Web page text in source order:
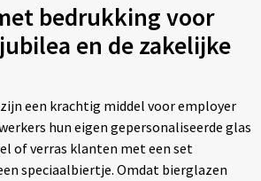
bedrukking voor
en de zakelijke
een krachtig middel voor employer
hun eigen gepersonaliseerde glas
of verras klanten met een set
speciaalbiertje. Omdat bierglazen